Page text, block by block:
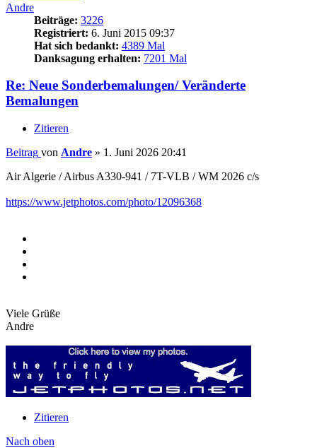
Andre
Beiträge: 3226
Registriert: 6. Juni 2015 09:37
Hat sich bedankt: 4389 Mal
Danksagung erhalten: 7201 Mal
Re: Neue Sonderbemalungen/ Veränderte
Bemalungen
Zitieren
Beitrag von Andre » 1. Juni 2026 20:41
Air Algerie / Airbus A330-941 / 7T-VLB / WM 2026 c/s
https://www.jetphotos.com/photo/12096368
Viele Grüße
Andre
Zitieren
Nach oben